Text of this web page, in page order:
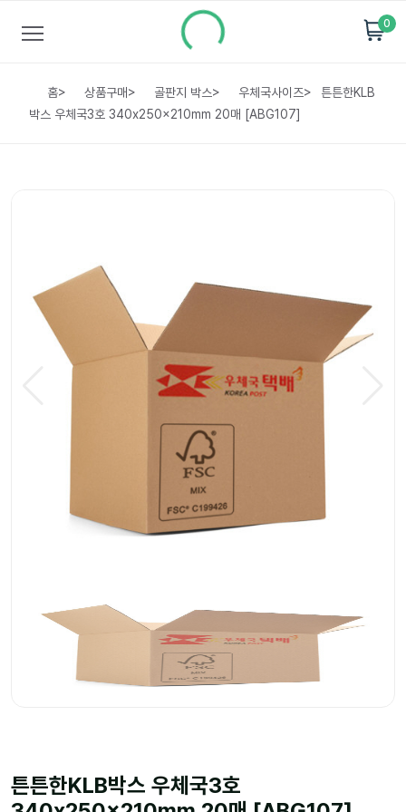
0
홈> 상품구매> 골판지 박스> 우체국사이즈>
튼튼한KLB
박스 우체국3호 340x250x210mm 20매 [ABG107]
튼튼한KLB박스 우체국3호